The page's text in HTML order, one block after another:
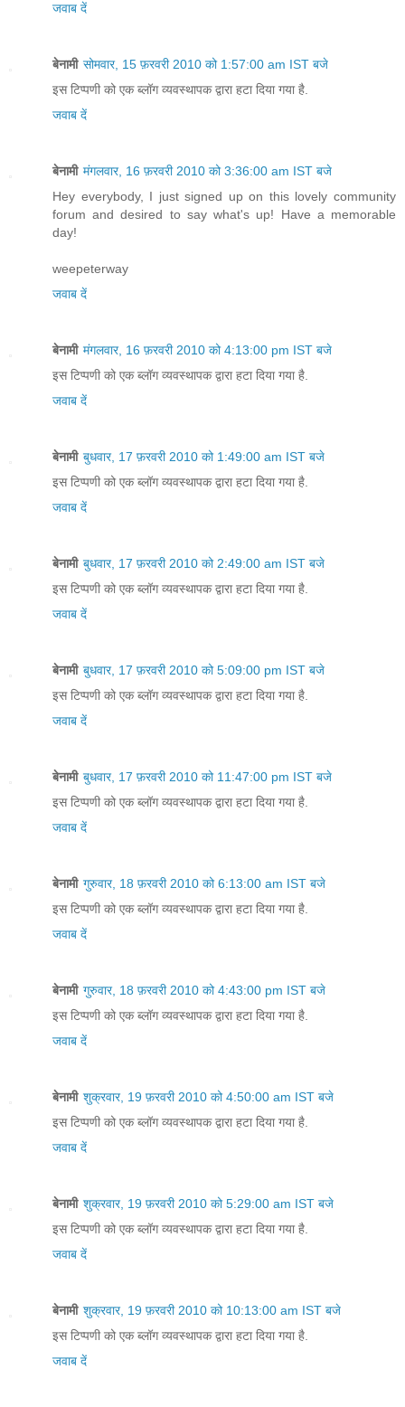
जवाब दें
बेनामी सोमवार, 15 फ़रवरी 2010 को 1:57:00 am IST बजे
इस टिप्पणी को एक ब्लॉग व्यवस्थापक द्वारा हटा दिया गया है.
जवाब दें
बेनामी मंगलवार, 16 फ़रवरी 2010 को 3:36:00 am IST बजे
Hey everybody, I just signed up on this lovely community
forum and desired to say what's up! Have a memorable
day!
weepeterway
जवाब दें
बेनामी मंगलवार, 16 फ़रवरी 2010 को 4:13:00 pm IST बजे
इस टिप्पणी को एक ब्लॉग व्यवस्थापक द्वारा हटा दिया गया है.
जवाब दें
बेनामी बुधवार, 17 फ़रवरी 2010 को 1:49:00 am IST बजे
इस टिप्पणी को एक ब्लॉग व्यवस्थापक द्वारा हटा दिया गया है.
जवाब दें
बेनामी बुधवार, 17 फ़रवरी 2010 को 2:49:00 am IST बजे
इस टिप्पणी को एक ब्लॉग व्यवस्थापक द्वारा हटा दिया गया है.
जवाब दें
बेनामी बुधवार, 17 फ़रवरी 2010 को 5:09:00 pm IST बजे
इस टिप्पणी को एक ब्लॉग व्यवस्थापक द्वारा हटा दिया गया है.
जवाब दें
बेनामी बुधवार, 17 फ़रवरी 2010 को 11:47:00 pm IST बजे
इस टिप्पणी को एक ब्लॉग व्यवस्थापक द्वारा हटा दिया गया है.
जवाब दें
बेनामी गुरुवार, 18 फ़रवरी 2010 को 6:13:00 am IST बजे
इस टिप्पणी को एक ब्लॉग व्यवस्थापक द्वारा हटा दिया गया है.
जवाब दें
बेनामी गुरुवार, 18 फ़रवरी 2010 को 4:43:00 pm IST बजे
इस टिप्पणी को एक ब्लॉग व्यवस्थापक द्वारा हटा दिया गया है.
जवाब दें
बेनामी शुक्रवार, 19 फ़रवरी 2010 को 4:50:00 am IST बजे
इस टिप्पणी को एक ब्लॉग व्यवस्थापक द्वारा हटा दिया गया है.
जवाब दें
बेनामी शुक्रवार, 19 फ़रवरी 2010 को 5:29:00 am IST बजे
इस टिप्पणी को एक ब्लॉग व्यवस्थापक द्वारा हटा दिया गया है.
जवाब दें
बेनामी शुक्रवार, 19 फ़रवरी 2010 को 10:13:00 am IST बजे
इस टिप्पणी को एक ब्लॉग व्यवस्थापक द्वारा हटा दिया गया है.
जवाब दें